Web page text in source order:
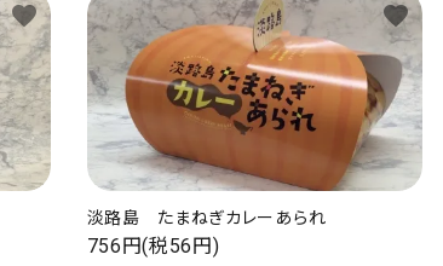
favorite
淡路島 たまねぎカレーあられ
756円(税56円)
favorite